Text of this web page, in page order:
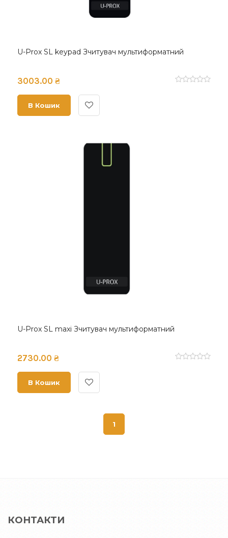
U-Prox SL keypad Зчитувач мультиформатний
3003.00 ₴
В Кошик
U-Prox SL maxi Зчитувач мультиформатний
2730.00 ₴
В Кошик
1
КОНТАКТИ